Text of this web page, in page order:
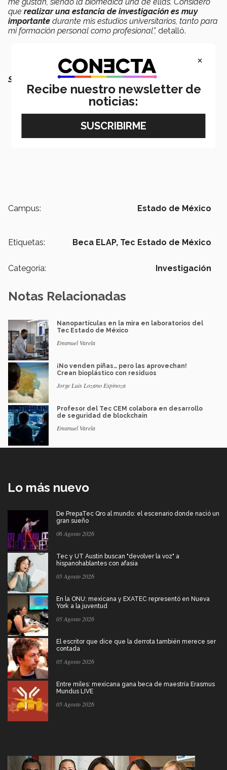
me gustan, siendo la biomédica una de ellas. Considero
que realizar una estancia de investigación es muy
importante durante mis estudios universitarios, tanto para
mi formación personal como profesional”, detalló.
SEGURO QUERRÁS LEER TAMBIÉN:
Campus: Estado de México
Etiquetas: Beca ELAP, Tec Estado de México
Categoría: Investigación
Notas Relacionadas
Nanopartículas en la mira en laboratorios del
Tec Estado de México
Emanuel Varela
¡No venden piñas… pero las aprovechan!
Crean bioplástico con residuos
Jorge Luis Lozano Espinoza
Profesor del Tec CEM colabora en desarrollo
de seguridad de blockchain
Emanuel Varela
Lo más nuevo
De PrepaTec Qro al mundo: el escenario donde nació un
gran sueño
06 Agosto 2026
Tec y UT Austin buscan "devolver la voz" a
hispanohablantes con afasia
05 Agosto 2026
En la ONU: mexicana y EXATEC representó en Nueva
York a la juventud
05 Agosto 2026
El escritor que dice que la derrota también merece ser
contada
05 Agosto 2026
Entre miles: mexicana gana beca de maestría Erasmus
Mundus LIVE
05 Agosto 2026
×
Recibe nuestro newsletter de
noticias: